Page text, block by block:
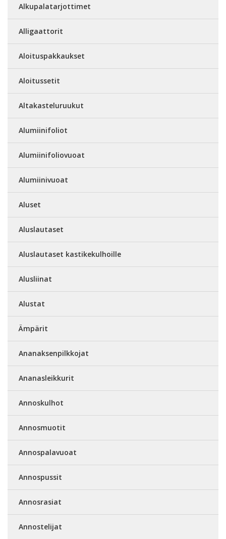
Alkupalatarjottimet
Alligaattorit
Aloituspakkaukset
Aloitussetit
Altakasteluruukut
Alumiinifoliot
Alumiinifoliovuoat
Alumiinivuoat
Aluset
Aluslautaset
Aluslautaset kastikekulhoille
Alusliinat
Alustat
Ämpärit
Ananaksenpilkkojat
Ananasleikkurit
Annoskulhot
Annosmuotit
Annospalavuoat
Annospussit
Annosrasiat
Annostelijat